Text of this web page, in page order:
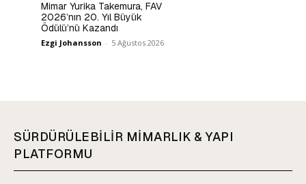
Mimar Yurika Takemura, FAV
2026’nın 20. Yıl Büyük
Ödülü’nü Kazandı
Ezgi Johansson - 5 Ağustos 2026
SÜRDÜRÜLEBİLİR MİMARLIK & YAPI
PLATFORMU